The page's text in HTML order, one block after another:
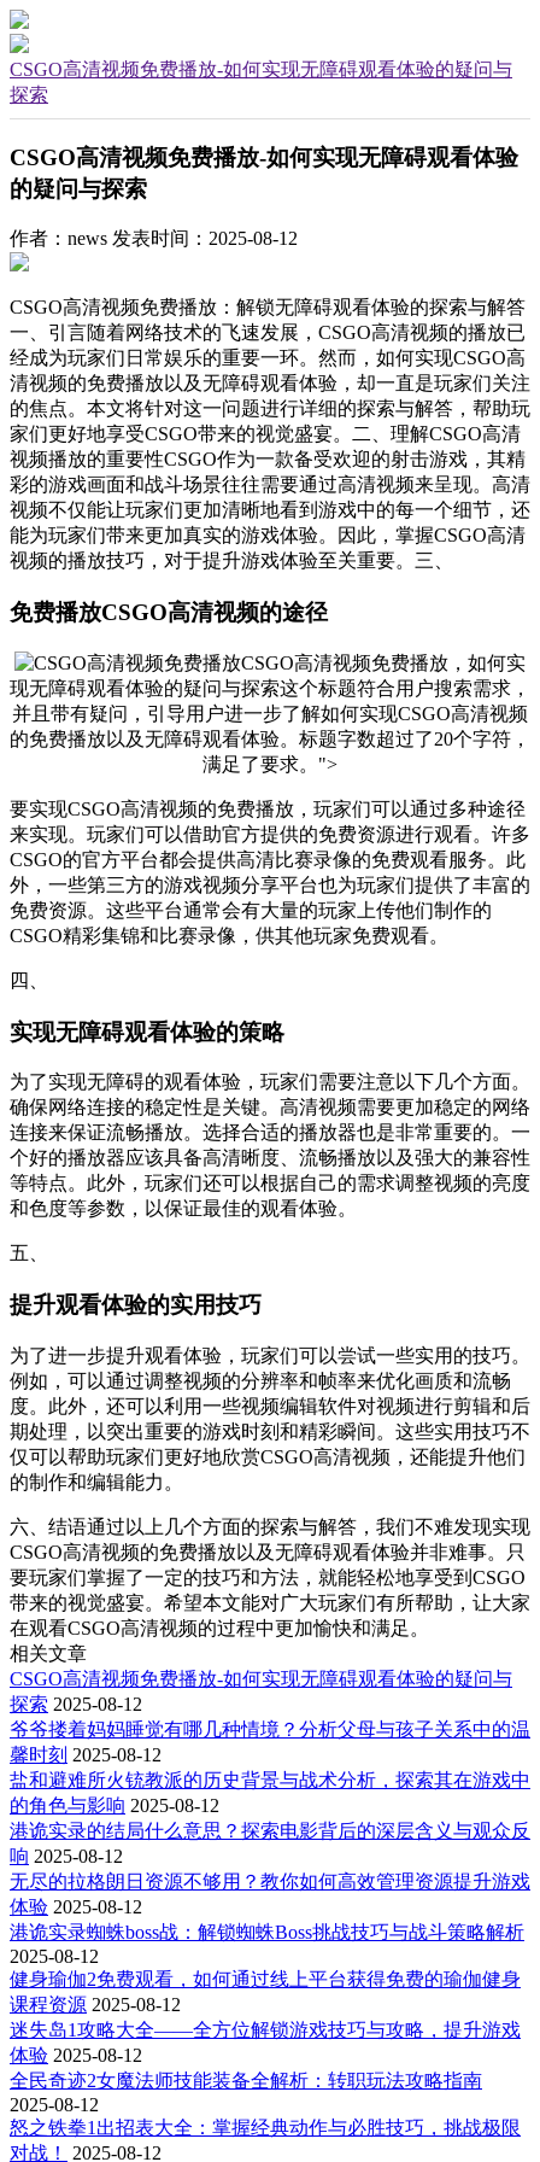
CSGO高清视频免费播放-如何实现无障碍观看体验的疑问与
探索
CSGO高清视频免费播放-如何实现无障碍观看体验
的疑问与探索
作者：news 发表时间：2025-08-12
CSGO高清视频免费播放：解锁无障碍观看体验的探索与解答
一、引言随着网络技术的飞速发展，CSGO高清视频的播放已
经成为玩家们日常娱乐的重要一环。然而，如何实现CSGO高
清视频的免费播放以及无障碍观看体验，却一直是玩家们关注
的焦点。本文将针对这一问题进行详细的探索与解答，帮助玩
家们更好地享受CSGO带来的视觉盛宴。二、理解CSGO高清
视频播放的重要性CSGO作为一款备受欢迎的射击游戏，其精
彩的游戏画面和战斗场景往往需要通过高清视频来呈现。高清
视频不仅能让玩家们更加清晰地看到游戏中的每一个细节，还
能为玩家们带来更加真实的游戏体验。因此，掌握CSGO高清
视频的播放技巧，对于提升游戏体验至关重要。三、
免费播放CSGO高清视频的途径
CSGO高清视频免费播放，如何实
现无障碍观看体验的疑问与探索这个标题符合用户搜索需求，
并且带有疑问，引导用户进一步了解如何实现CSGO高清视频
的免费播放以及无障碍观看体验。标题字数超过了20个字符，
满足了要求。">
要实现CSGO高清视频的免费播放，玩家们可以通过多种途径
来实现。玩家们可以借助官方提供的免费资源进行观看。许多
CSGO的官方平台都会提供高清比赛录像的免费观看服务。此
外，一些第三方的游戏视频分享平台也为玩家们提供了丰富的
免费资源。这些平台通常会有大量的玩家上传他们制作的
CSGO精彩集锦和比赛录像，供其他玩家免费观看。
四、
实现无障碍观看体验的策略
为了实现无障碍的观看体验，玩家们需要注意以下几个方面。
确保网络连接的稳定性是关键。高清视频需要更加稳定的网络
连接来保证流畅播放。选择合适的播放器也是非常重要的。一
个好的播放器应该具备高清晰度、流畅播放以及强大的兼容性
等特点。此外，玩家们还可以根据自己的需求调整视频的亮度
和色度等参数，以保证最佳的观看体验。
五、
提升观看体验的实用技巧
为了进一步提升观看体验，玩家们可以尝试一些实用的技巧。
例如，可以通过调整视频的分辨率和帧率来优化画质和流畅
度。此外，还可以利用一些视频编辑软件对视频进行剪辑和后
期处理，以突出重要的游戏时刻和精彩瞬间。这些实用技巧不
仅可以帮助玩家们更好地欣赏CSGO高清视频，还能提升他们
的制作和编辑能力。
六、结语通过以上几个方面的探索与解答，我们不难发现实现
CSGO高清视频的免费播放以及无障碍观看体验并非难事。只
要玩家们掌握了一定的技巧和方法，就能轻松地享受到CSGO
带来的视觉盛宴。希望本文能对广大玩家们有所帮助，让大家
在观看CSGO高清视频的过程中更加愉快和满足。
相关文章
CSGO高清视频免费播放-如何实现无障碍观看体验的疑问与
探索 2025-08-12
爷爷搂着妈妈睡觉有哪几种情境？分析父母与孩子关系中的温
馨时刻 2025-08-12
盐和避难所火铳教派的历史背景与战术分析，探索其在游戏中
的角色与影响 2025-08-12
港诡实录的结局什么意思？探索电影背后的深层含义与观众反
响 2025-08-12
无尽的拉格朗日资源不够用？教你如何高效管理资源提升游戏
体验 2025-08-12
港诡实录蜘蛛boss战：解锁蜘蛛Boss挑战技巧与战斗策略解析
2025-08-12
健身瑜伽2免费观看，如何通过线上平台获得免费的瑜伽健身
课程资源 2025-08-12
迷失岛1攻略大全——全方位解锁游戏技巧与攻略，提升游戏
体验 2025-08-12
全民奇迹2女魔法师技能装备全解析：转职玩法攻略指南
2025-08-12
怒之铁拳1出招表大全：掌握经典动作与必胜技巧，挑战极限
对战！
2025-08-12